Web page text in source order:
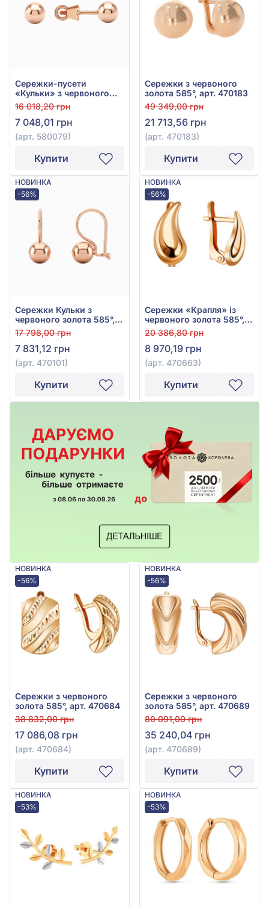
Сережки-пусети
«Кульки» з червоного
золота 585°, без вставки,
арт. 580079
16 018,20 грн
7 048,01 грн
(арт. 580079)
Купити
Сережки з червоного
золота 585°, арт. 470183
49 349,00 грн
21 713,56 грн
(арт. 470183)
Купити
НОВИНКА
-56%
Сережки Кульки з
червоного золота 585°,
арт. 470101
17 798,00 грн
7 831,12 грн
(арт. 470101)
Купити
НОВИНКА
-56%
Сережки «Крапля» із
червоного золота 585°,
без вставки, арт. 470663
20 386,80 грн
8 970,19 грн
(арт. 470663)
Купити
НОВИНКА
-56%
Сережки з червоного
золота 585°, арт. 470684
38 832,00 грн
17 086,08 грн
(арт. 470684)
Купити
НОВИНКА
-56%
Сережки з червоного
золота 585°, арт. 470689
80 091,00 грн
35 240,04 грн
(арт. 470689)
Купити
НОВИНКА
-53%
НОВИНКА
-53%